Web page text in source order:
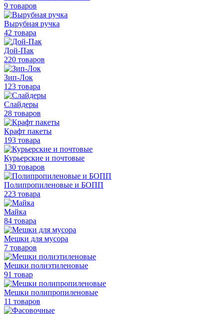
9 товаров
Вырубная ручка
42 товара
Дой-Пак
220 товаров
Зип-Лок
123 товара
Слайдеры
28 товаров
Крафт пакеты
193 товара
Курьерские и почтовые
130 товаров
Полипропиленовые и БОПП
223 товара
Майка
84 товара
Мешки для мусора
7 товаров
Мешки полиэтиленовые
91 товар
Мешки полипропиленовые
11 товаров